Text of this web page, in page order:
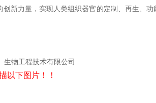
新力量，实现人类组织器官的定制、再生、
物工程技术有限公司
以下图片！！